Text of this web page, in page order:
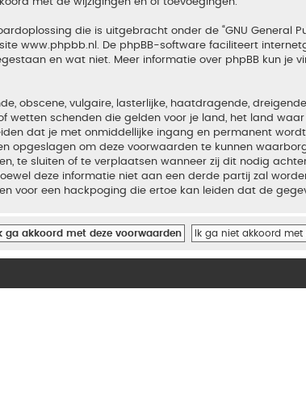
die is uitgebracht onder de “GNU General
www.phpbb.nl . De phpBB-software faciliteert
en wat niet. Meer informatie over phpBB kun je
obscene, vulgaire, lasterlijke, haatdragende,
schenden die gelden voor je land, het land waar
dat je met onmiddellijke ingang en permanent
opgeslagen om deze voorwaarden te kunnen
te sluiten of te verplaatsen wanneer zij dit nodig
deze informatie niet aan een derde partij zal
voor een hackpoging die ertoe kan leiden dat de